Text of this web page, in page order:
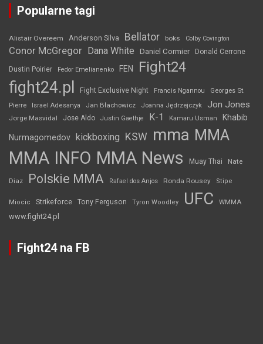
Popularne tagi
Alistair Overeem Anderson Silva Bellator boks Colby Covington
Conor McGregor Dana White Daniel Cormier Donald Cerrone
Dustin Poirier Fedor Emelianenko FEN Fight24
fight24.pl Fight Exclusive Night Francis Ngannou
Georges St.
Pierre
Israel Adesanya Jan Błachowicz Joanna Jędrzejczyk Jon Jones
Jorge Masvidal Jose Aldo Justin Gaethje K-1 Kamaru Usman Khabib
Nurmagomedov kickboxing KSW mma MMA
MMA INFO MMA News Muay Thai Nate
Diaz Polskie MMA Rafael dos Anjos Ronda Rousey Stipe
Miocic Strikeforce Tony Ferguson Tyron Woodley UFC WMMA
www.fight24.pl
Fight24 na FB